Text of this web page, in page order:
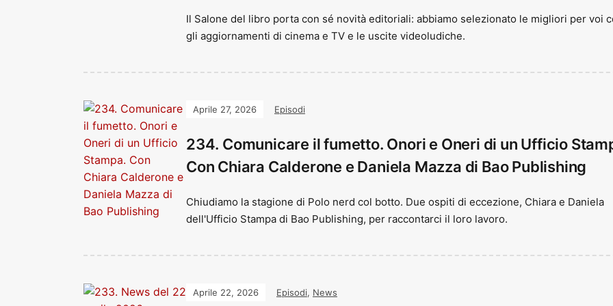
Il Salone del libro porta con sé novità editoriali: abbiamo selezionato le migliori per voi
gli aggiornamenti di cinema e TV e le uscite videoludiche.
Aprile 27, 2026 Episodi
234. Comunicare il fumetto. Onori e Oneri di un Ufficio
Con Chiara Calderone e Daniela Mazza di Bao Publishing
Chiudiamo la stagione di Polo nerd col botto. Due ospiti di eccezione, Chiara e Daniela
dell'Ufficio Stampa di Bao Publishing, per raccontarci il loro lavoro.
Aprile 22, 2026 Episodi, News